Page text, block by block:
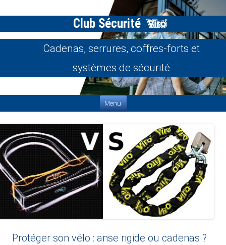
Club Sécurité
Cadenas, serrures, coffres-forts et
systèmes de sécurité
Menu
Protéger son vélo : anse rigide ou cadenas ?